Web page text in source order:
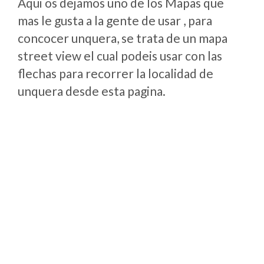
mas le gusta a la gente de usar , para
concocer unquera, se trata de un mapa
street view el cual podeis usar con las
flechas para recorrer la localidad de
unquera desde esta pagina.